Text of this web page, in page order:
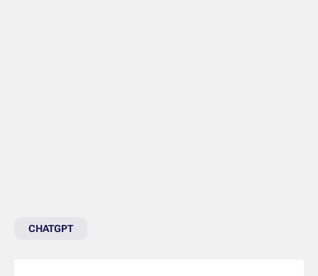
CHATGPT